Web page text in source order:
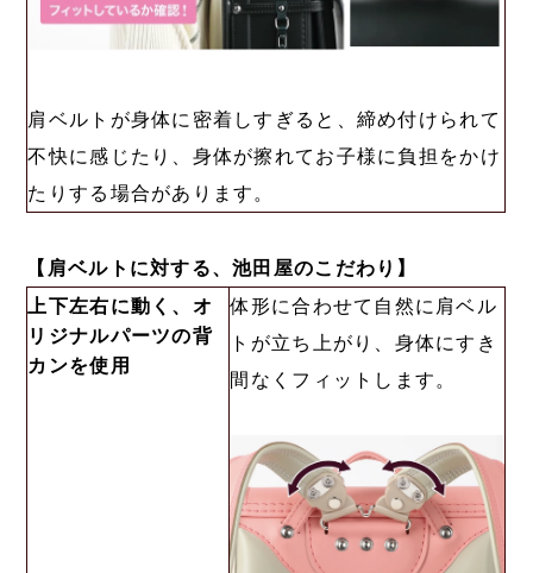
肩ベルトが身体に密着しすぎると、締め付けられて
不快に感じたり、身体が擦れてお子様に負担をかけ
たりする場合があります。
【肩ベルトに対する、池田屋のこだわり】
上下左右に動く、オ
リジナルパーツの背
カンを使用
体形に合わせて自然に肩ベル
トが立ち上がり、身体にすき
間なくフィットします。